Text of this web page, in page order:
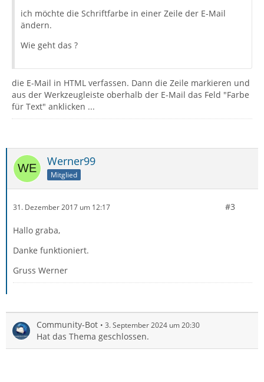
ich möchte die Schriftfarbe in einer Zeile der E-Mail
ändern.
Wie geht das ?
die E-Mail in HTML verfassen. Dann die Zeile markieren und
aus der Werkzeugleiste oberhalb der E-Mail das Feld "Farbe
für Text" anklicken ...
Werner99
Mitglied
31. Dezember 2017 um 12:17 #3
Hallo graba,
Danke funktioniert.
Gruss Werner
Community-Bot 3. September 2024 um 20:30
Hat das Thema geschlossen.